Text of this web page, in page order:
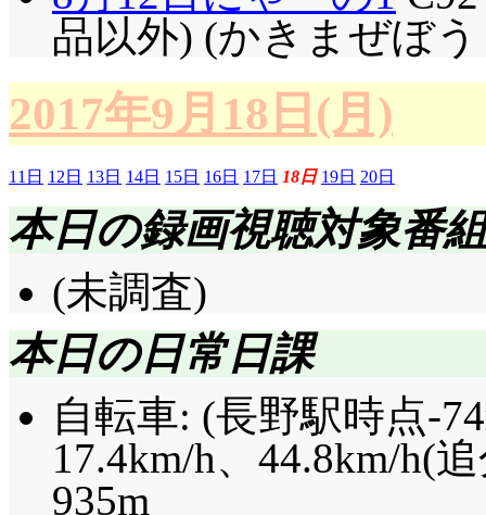
品以外) (かきまぜぼ
2017年9月18日(月)
11日 12日 13日 14日 15日 16日 17日 18日 19日 20日
本日の録画視聴対象番組
(未調査)
本日の日常日課
自転車: (長野駅時点-
17.4km/h、44.8km/h(
935m